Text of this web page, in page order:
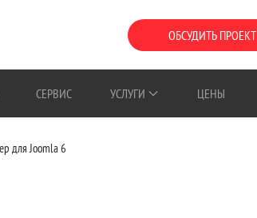
ОБСУДИТЬ ПРОЕКТ
СЕРВИС УСЛУГИ ЦЕНЫ
для Joomla 6